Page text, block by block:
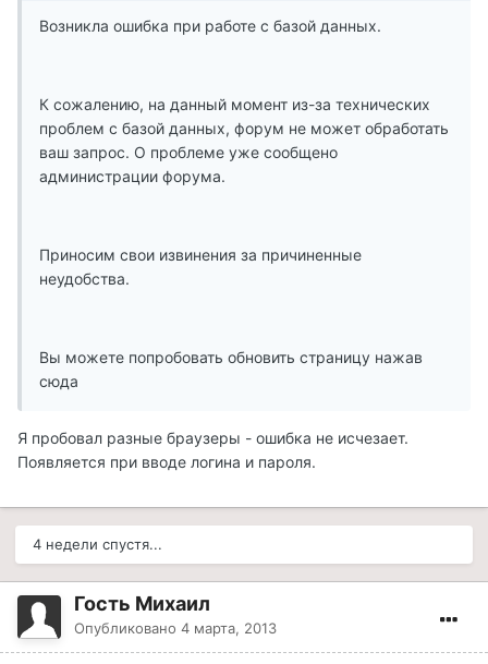
Возникла ошибка при работе с базой данных.
К сожалению, на данный момент из-за технических
проблем с базой данных, форум не может обработать
ваш запрос. О проблеме уже сообщено
администрации форума.
Приносим свои извинения за причиненные
неудобства.
Вы можете попробовать обновить страницу нажав
сюда
Я пробовал разные браузеры - ошибка не исчезает.
Появляется при вводе логина и пароля.
4 недели спустя...
Гость Михаил
Опубликовано 4 марта, 2013